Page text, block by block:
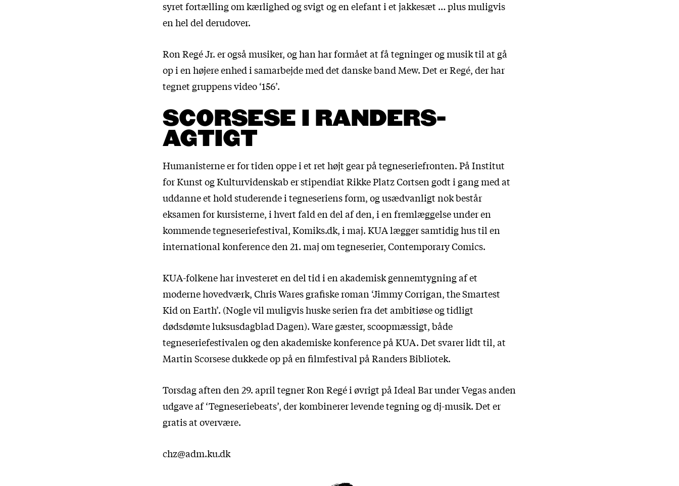
syret fortælling om kærlighed og svigt og en elefant i et jakkesæt … plus muligvis
en hel del derudover.
Ron Regé Jr. er også musiker, og han har formået at få tegninger og musik til at gå
op i en højere enhed i samarbejde med det danske band Mew. Det er Regé, der har
tegnet gruppens video ‘156’.
SCORSESE I RANDERS-
AGTIGT
Humanisterne er for tiden oppe i et ret højt gear på tegneseriefronten. På Institut
for Kunst og Kulturvidenskab er stipendiat Rikke Platz Cortsen godt i gang med at
uddanne et hold studerende i tegneseriens form, og usædvanligt nok består
eksamen for kursisterne, i hvert fald en del af den, i en fremlæggelse under en
kommende tegneseriefestival, Komiks.dk, i maj. KUA lægger samtidig hus til en
international konference den 21. maj om tegneserier, Contemporary Comics.
KUA-folkene har investeret en del tid i en akademisk gennemtygning af et
moderne hovedværk, Chris Wares grafiske roman ‘Jimmy Corrigan, the Smartest
Kid on Earth’. (Nogle vil muligvis huske serien fra det ambitiøse og tidligt
dødsdømte luksusdagblad Dagen). Ware gæster, scoopmæssigt, både
tegneseriefestivalen og den akademiske konference på KUA. Det svarer lidt til, at
Martin Scorsese dukkede op på en filmfestival på Randers Bibliotek.
Torsdag aften den 29. april tegner Ron Regé i øvrigt på Ideal Bar under Vegas anden
udgave af ‘Tegneseriebeats’, der kombinerer levende tegning og dj-musik. Det er
gratis at overvære.
chz@adm.ku.dk